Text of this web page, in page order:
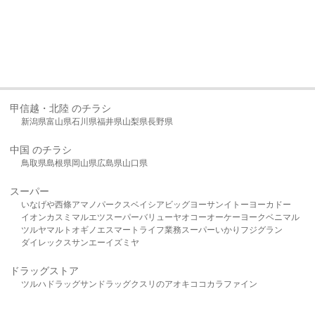
甲信越・北陸 のチラシ
新潟県富山県石川県福井県山梨県長野県
中国 のチラシ
鳥取県島根県岡山県広島県山口県
スーパー
いなげや西條アマノパークスベイシア ビッグヨーサンイトーヨーカドー
イオンカスミ マルエツスーパーバリューヤオコーオーケー ヨークベニマル
ツルヤマルト オギノ エスマート ライフ業務スーパーいかり フジグラン
ダイレックスサンエーイズミヤ
ドラッグストア
ツルハドラッグサンドラッグクスリのアオキ ココカラファイン